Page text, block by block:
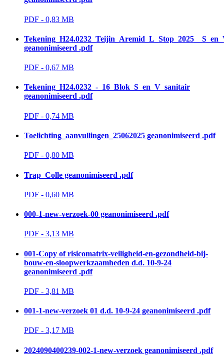
PDF - 0,83 MB
geanonimiseerd .pdf
PDF - 0,67 MB
Tekening_H24.0232_-_16_Blok_S_en_V_sanitair
geanonimiseerd .pdf
PDF - 0,74 MB
Toelichting_aanvullingen_25062025 geanonimiseerd .pdf
PDF - 0,80 MB
Trap_Colle geanonimiseerd .pdf
PDF - 0,60 MB
000-1-new-verzoek-00 geanonimiseerd .pdf
PDF - 3,13 MB
001-Copy of risicomatrix-veiligheid-en-gezondheid-bij-
bouw-en-sloopwerkzaamheden d.d. 10-9-24
geanonimiseerd .pdf
PDF - 3,81 MB
001-1-new-verzoek 01 d.d. 10-9-24 geanonimiseerd .pdf
PDF - 3,17 MB
2024090400239-002-1-new-verzoek geanonimiseerd .pdf